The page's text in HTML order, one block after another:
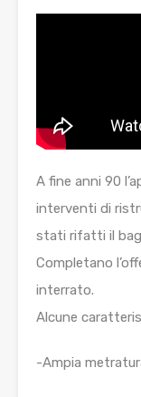
A fine anni 90
interventi di
stati rifatti il
Completano
interrato.
Alcune
-Ampia